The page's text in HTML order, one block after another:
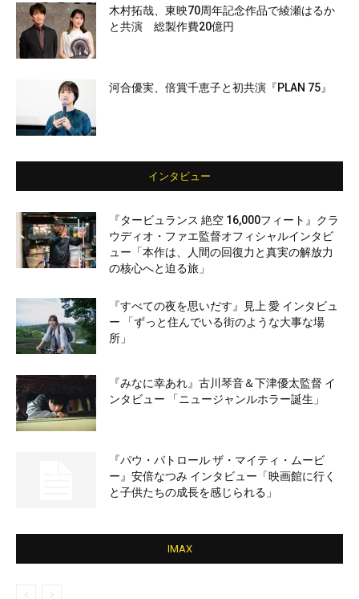
木村拓哉、東映70周年記念作品で綾瀬はるか
と共演 総製作費20億円
河合優実、倍賞千恵子と初共演『PLAN 75』
インタビュー
『タービュランス 絶空 16,000フィート』クラ
ウディオ・ファエ監督オフィシャルインタビ
ュー「本作は、人間の回復力と真実の解放力
の核心へと迫る旅」
『すべての夜を思いだす』見上 愛 インタビュ
ー 「ずっと住んでいる街のような大事な場
所」
『みなに幸あれ』古川琴音＆下津優太監督 イ
ンタビュー 「ニュージャンルホラー誕生」
『パウ・パトロール ザ・マイティ・ムービ
ー』安倍なつみ インタビュー「映画館に行く
と子供たちの成長を感じられる」
IMAX